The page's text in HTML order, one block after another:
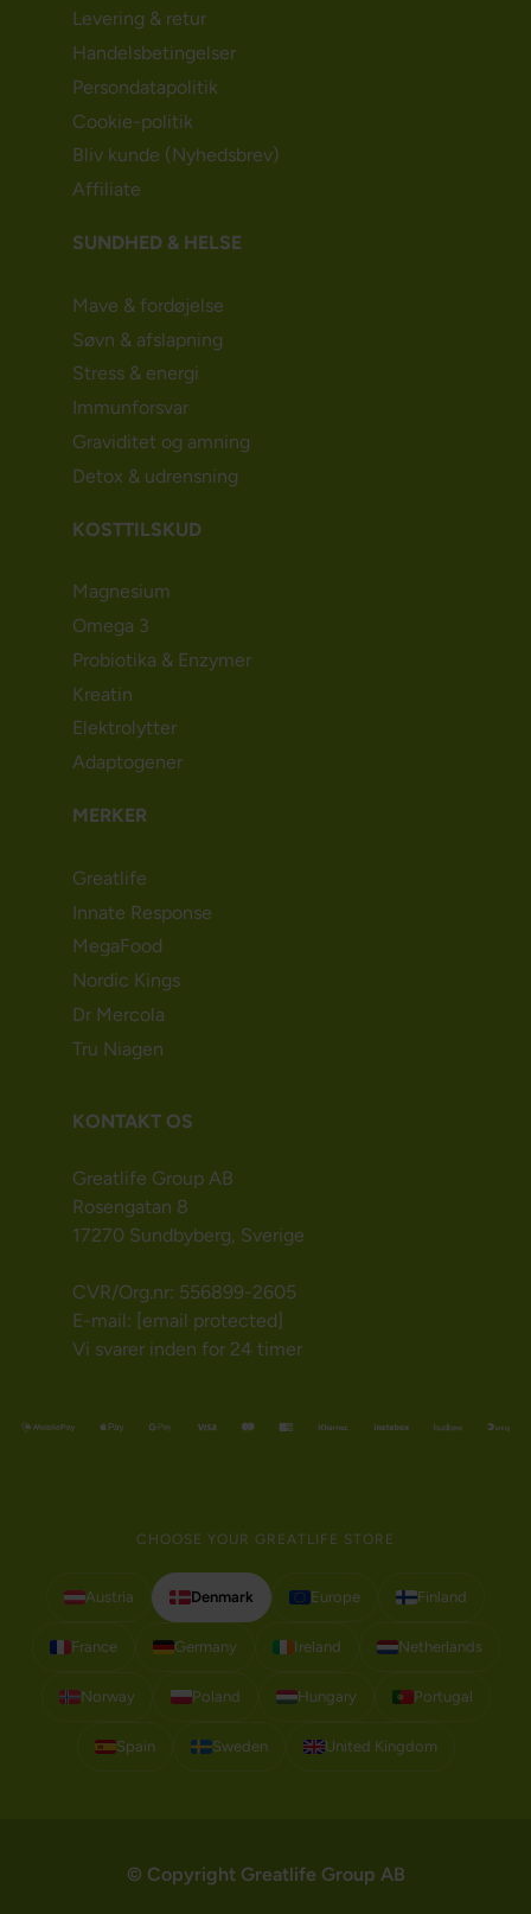
Levering & retur
Handelsbetingelser
Persondatapolitik
Cookie-politik
Bliv kunde (Nyhedsbrev)
Affiliate
SUNDHED & HELSE
Mave & fordøjelse
Søvn & afslapning
Stress & energi
Immunforsvar
Graviditet og amning
Detox & udrensning
KOSTTILSKUD
Magnesium
Omega 3
Probiotika & Enzymer
Kreatin
Elektrolytter
Adaptogener
MERKER
Greatlife
Innate Response
MegaFood
Nordic Kings
Dr Mercola
Tru Niagen
KONTAKT OS
Greatlife Group AB
Rosengatan 8
17270 Sundbyberg, Sverige
CVR/Org.nr: 556899-2605
E-mail: [email protected]
Vi svarer inden for 24 timer
CHOOSE YOUR GREATLIFE STORE
Austria Denmark Europe Finland
France Germany Ireland Netherlands
Norway Poland Hungary Portugal
Spain Sweden United Kingdom
© Copyright Greatlife Group AB